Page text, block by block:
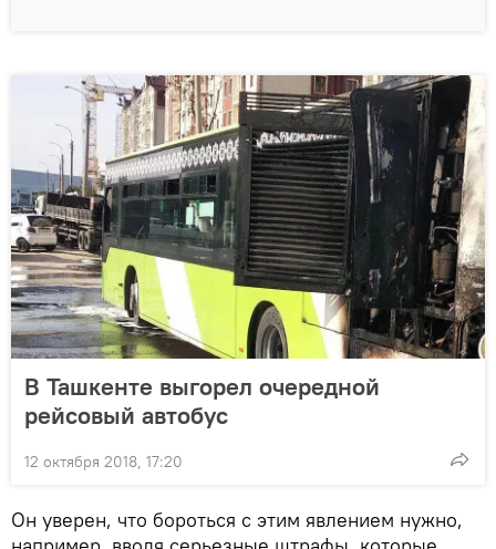
В Ташкенте выгорел очередной
рейсовый автобус
12 октября 2018, 17:20
Он уверен, что бороться с этим явлением нужно,